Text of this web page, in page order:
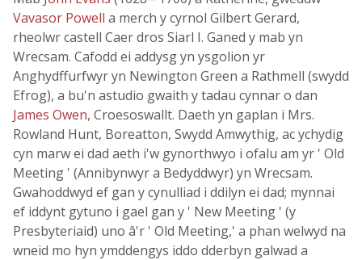
Vavasor Powell a merch y cyrnol Gilbert Gerard,
rheolwr castell Caer dros Siarl I. Ganed y mab yn
Wrecsam. Cafodd ei addysg yn ysgolion yr
Anghydffurfwyr yn Newington Green a Rathmell (swydd
Efrog), a bu'n astudio gwaith y tadau cynnar o dan
James Owen, Croesoswallt. Daeth yn gaplan i Mrs.
Rowland Hunt, Boreatton, Swydd Amwythig, ac ychydig
cyn marw ei dad aeth i'w gynorthwyo i ofalu am yr ' Old
Meeting ' (Annibynwyr a Bedyddwyr) yn Wrecsam.
Gwahoddwyd ef gan y cynulliad i ddilyn ei dad; mynnai
ef iddynt gytuno i gael gan y ' New Meeting ' (y
Presbyteriaid) uno â'r ' Old Meeting,' a phan welwyd na
wneid mo hyn ymddengys iddo dderbyn galwad a